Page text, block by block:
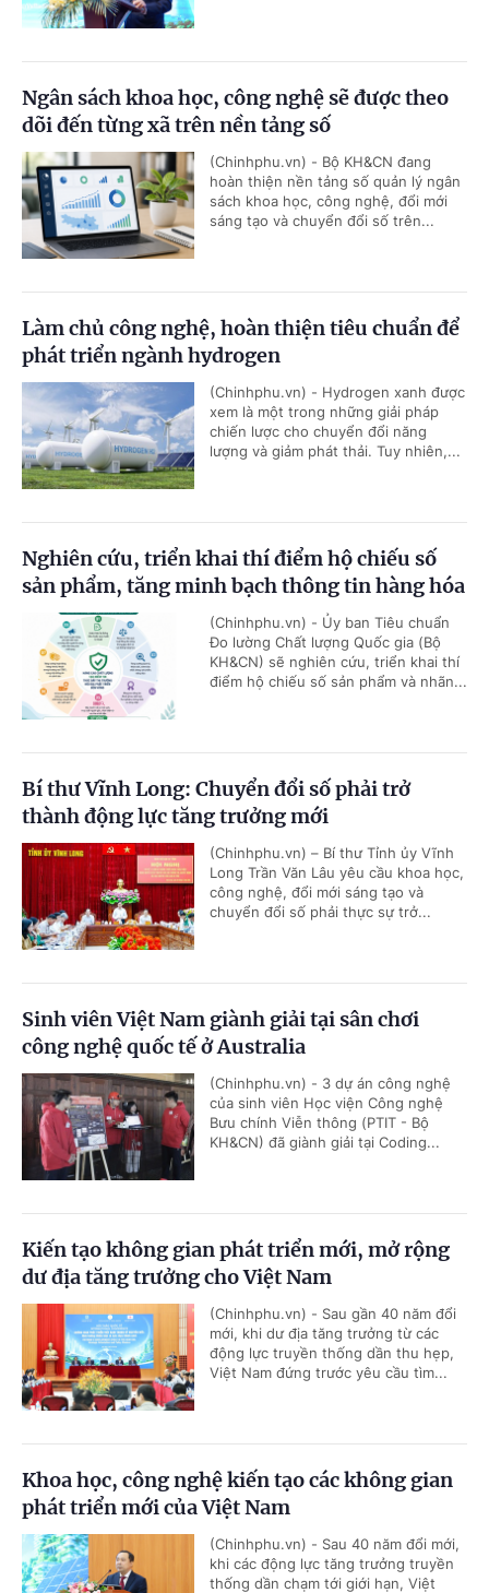
Ngân sách khoa học, công nghệ sẽ được theo
dõi đến từng xã trên nền tảng số
(Chinhphu.vn) - Bộ KH&CN đang
hoàn thiện nền tảng số quản lý ngân
sách khoa học, công nghệ, đổi mới
sáng tạo và chuyển đổi số trên...
Làm chủ công nghệ, hoàn thiện tiêu chuẩn để
phát triển ngành hydrogen
(Chinhphu.vn) - Hydrogen xanh được
xem là một trong những giải pháp
chiến lược cho chuyển đổi năng
lượng và giảm phát thải. Tuy nhiên,...
Nghiên cứu, triển khai thí điểm hộ chiếu số
sản phẩm, tăng minh bạch thông tin hàng hóa
(Chinhphu.vn) - Ủy ban Tiêu chuẩn
Đo lường Chất lượng Quốc gia (Bộ
KH&CN) sẽ nghiên cứu, triển khai thí
điểm hộ chiếu số sản phẩm và nhãn...
Bí thư Vĩnh Long: Chuyển đổi số phải trở
thành động lực tăng trưởng mới
(Chinhphu.vn) – Bí thư Tỉnh ủy Vĩnh
Long Trần Văn Lâu yêu cầu khoa học,
công nghệ, đổi mới sáng tạo và
chuyển đổi số phải thực sự trở...
Sinh viên Việt Nam giành giải tại sân chơi
công nghệ quốc tế ở Australia
(Chinhphu.vn) - 3 dự án công nghệ
của sinh viên Học viện Công nghệ
Bưu chính Viễn thông (PTIT - Bộ
KH&CN) đã giành giải tại Coding...
Kiến tạo không gian phát triển mới, mở rộng
dư địa tăng trưởng cho Việt Nam
(Chinhphu.vn) - Sau gần 40 năm đổi
mới, khi dư địa tăng trưởng từ các
động lực truyền thống dần thu hẹp,
Việt Nam đứng trước yêu cầu tìm...
Khoa học, công nghệ kiến tạo các không gian
phát triển mới của Việt Nam
(Chinhphu.vn) - Sau 40 năm đổi mới,
khi các động lực tăng trưởng truyền
thống dần chạm tới giới hạn, Việt